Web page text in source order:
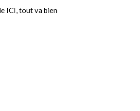
ICI, tout va bien